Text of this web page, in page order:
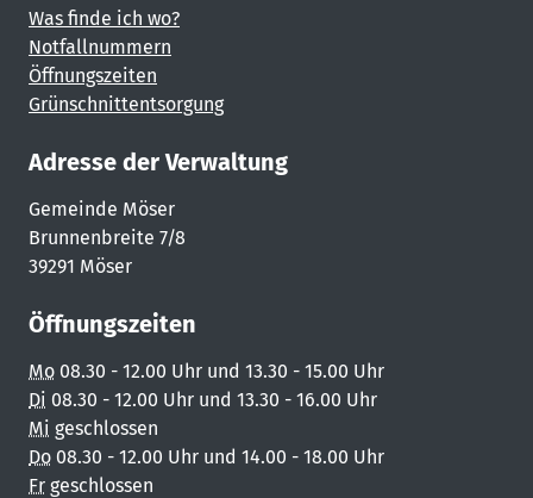
Was finde ich wo?
Notfallnummern
Öffnungszeiten
Grünschnittentsorgung
Adresse der Verwaltung
Gemeinde Möser
Brunnenbreite 7/8
39291 Möser
Öffnungszeiten
Mo 08.30 - 12.00 Uhr und 13.30 - 15.00 Uhr
Di 08.30 - 12.00 Uhr und 13.30 - 16.00 Uhr
Mi geschlossen
Do 08.30 - 12.00 Uhr und 14.00 - 18.00 Uhr
Fr geschlossen